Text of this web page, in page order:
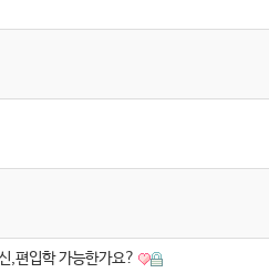
,편입학 가능한가요?